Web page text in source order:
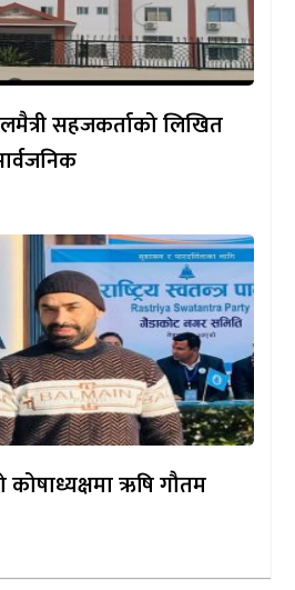
सहजकर्ताको लिखित
कोषाध्यक्षमा ऋषि गौतम